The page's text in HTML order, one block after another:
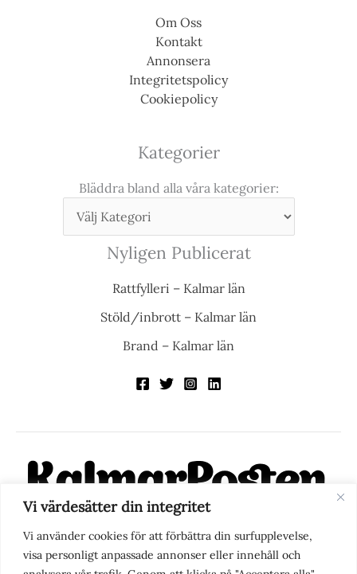
Vi värdesätter din integritet
Vi använder cookies för att förbättra din surfupplevelse,
visa personligt anpassade annonser eller innehåll och
Om Oss
Kontakt
Annonsera
Integritetspolicy
Cookiepolicy
Kategorier
Bläddra bland alla våra kategorier:
Nyligen Publicerat
Rattfylleri – Kalmar län
Stöld/inbrott – Kalmar län
Brand – Kalmar län
KalmarPosten är en modern lokalnyhetstidning på nätet. Med
fokus på Kalmarregionen, men också med blick för det större
perspektivet, vill vi vara din självklara kanal för nyheter,